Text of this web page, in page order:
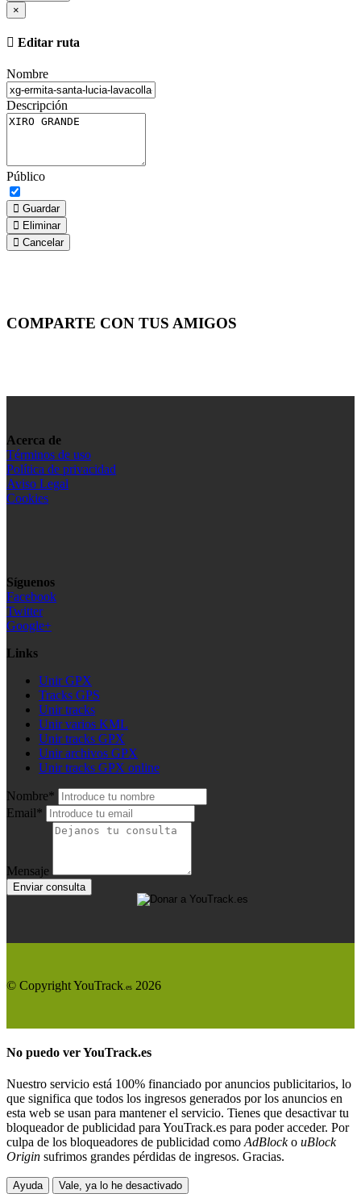
×
Editar ruta
Nombre
Descripción
Público
Guardar
Eliminar
Cancelar
COMPARTE CON TUS AMIGOS
Acerca de
Términos de uso
Política de privacidad
Aviso Legal
Cookies
Síguenos
Facebook
Twitter
Google+
Links
Unir GPX
Tracks GPS
Unir tracks
Unir varios KML
Unir tracks GPX
Unir archivos GPX
Unir tracks GPX online
Nombre*
Email*
Mensaje
Enviar consulta
© Copyright YouTrack .es 2026
No puedo verYouTrack.es
Nuestro servicio está 100% financiado por anuncios publicitarios, lo
que significa que todos los ingresos generados por los anuncios en
esta web se usan para mantener el servicio. Tienes que desactivar tu
bloqueador de publicidad para YouTrack.es para poder acceder. Por
culpa de los bloqueadores de publicidad como AdBlocko uBlock
Origin sufrimos grandes pérdidas de ingresos. Gracias.
Ayuda Vale, ya lo he desactivado